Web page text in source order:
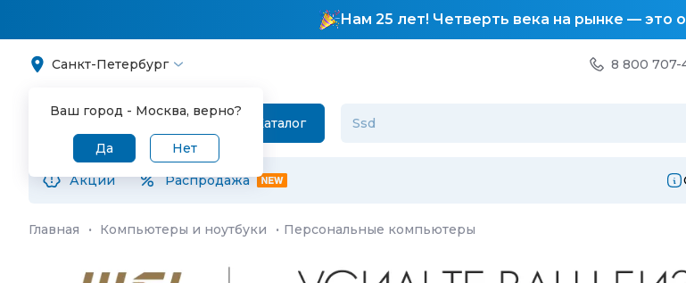
Нам 25 лет! Четверть века на рынке — это
Санкт-Петербург
Ваш город - Москва, верно?
Да Нет
8 800 707-
Каталог
Акции Распродажа
Главная · Компьютеры и ноутбуки · Персональные компьютеры